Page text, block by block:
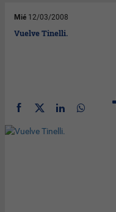
Mié 12/03/2008
Vuelve Tinelli.